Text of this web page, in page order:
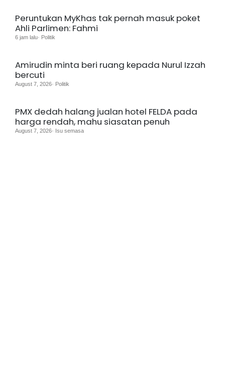
Peruntukan MyKhas tak pernah masuk poket
Ahli Parlimen: Fahmi
6 jam lalu· Politik
Amirudin minta beri ruang kepada Nurul Izzah
bercuti
August 7, 2026· Politik
PMX dedah halang jualan hotel FELDA pada
harga rendah, mahu siasatan penuh
August 7, 2026· Isu semasa